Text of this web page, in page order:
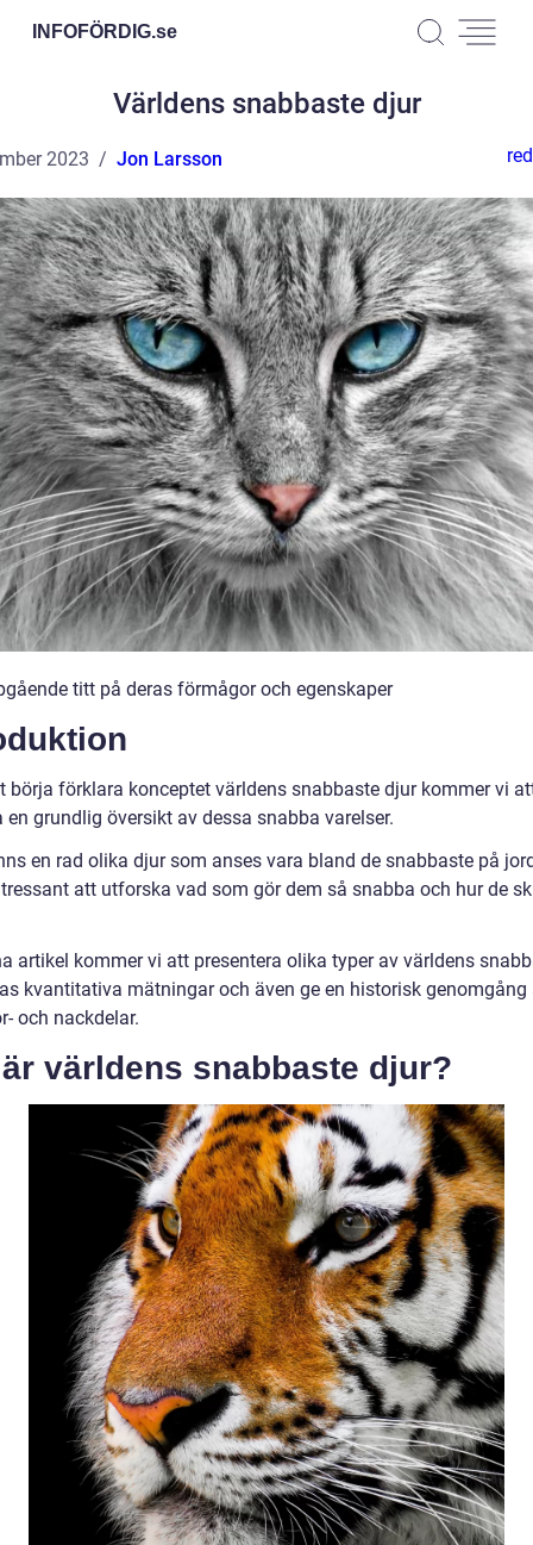
INFOFÖRDIG.se
Världens snabbaste djur
2023 Jon Larsson
titt på deras förmågor och egenskaper
börja förklara konceptet världens snabbaste djur kommer vi
en grundlig översikt av dessa snabba varelser.
en rad olika djur som anses vara bland de snabbaste på
att utforska vad som gör dem så snabba och hur de
artikel kommer vi att presentera olika typer av världens
kvantitativa mätningar och även ge en historisk genomgång
och nackdelar.
världens snabbaste djur?